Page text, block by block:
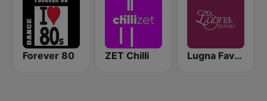
Forever 80 ZET Chilli Lugna Favoriter